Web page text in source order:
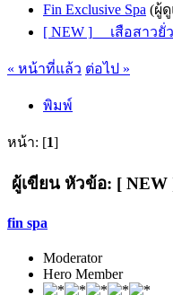
Fin Exclusive Spa (ผู้
[ NEW ]__ เสือสาว
« หน้าที่แล้ว ต่อไป »
พิมพ์
หน้า: [1]
ผู้เขียน หัวข้อ: [ NEW
fin spa
Moderator
Hero Member